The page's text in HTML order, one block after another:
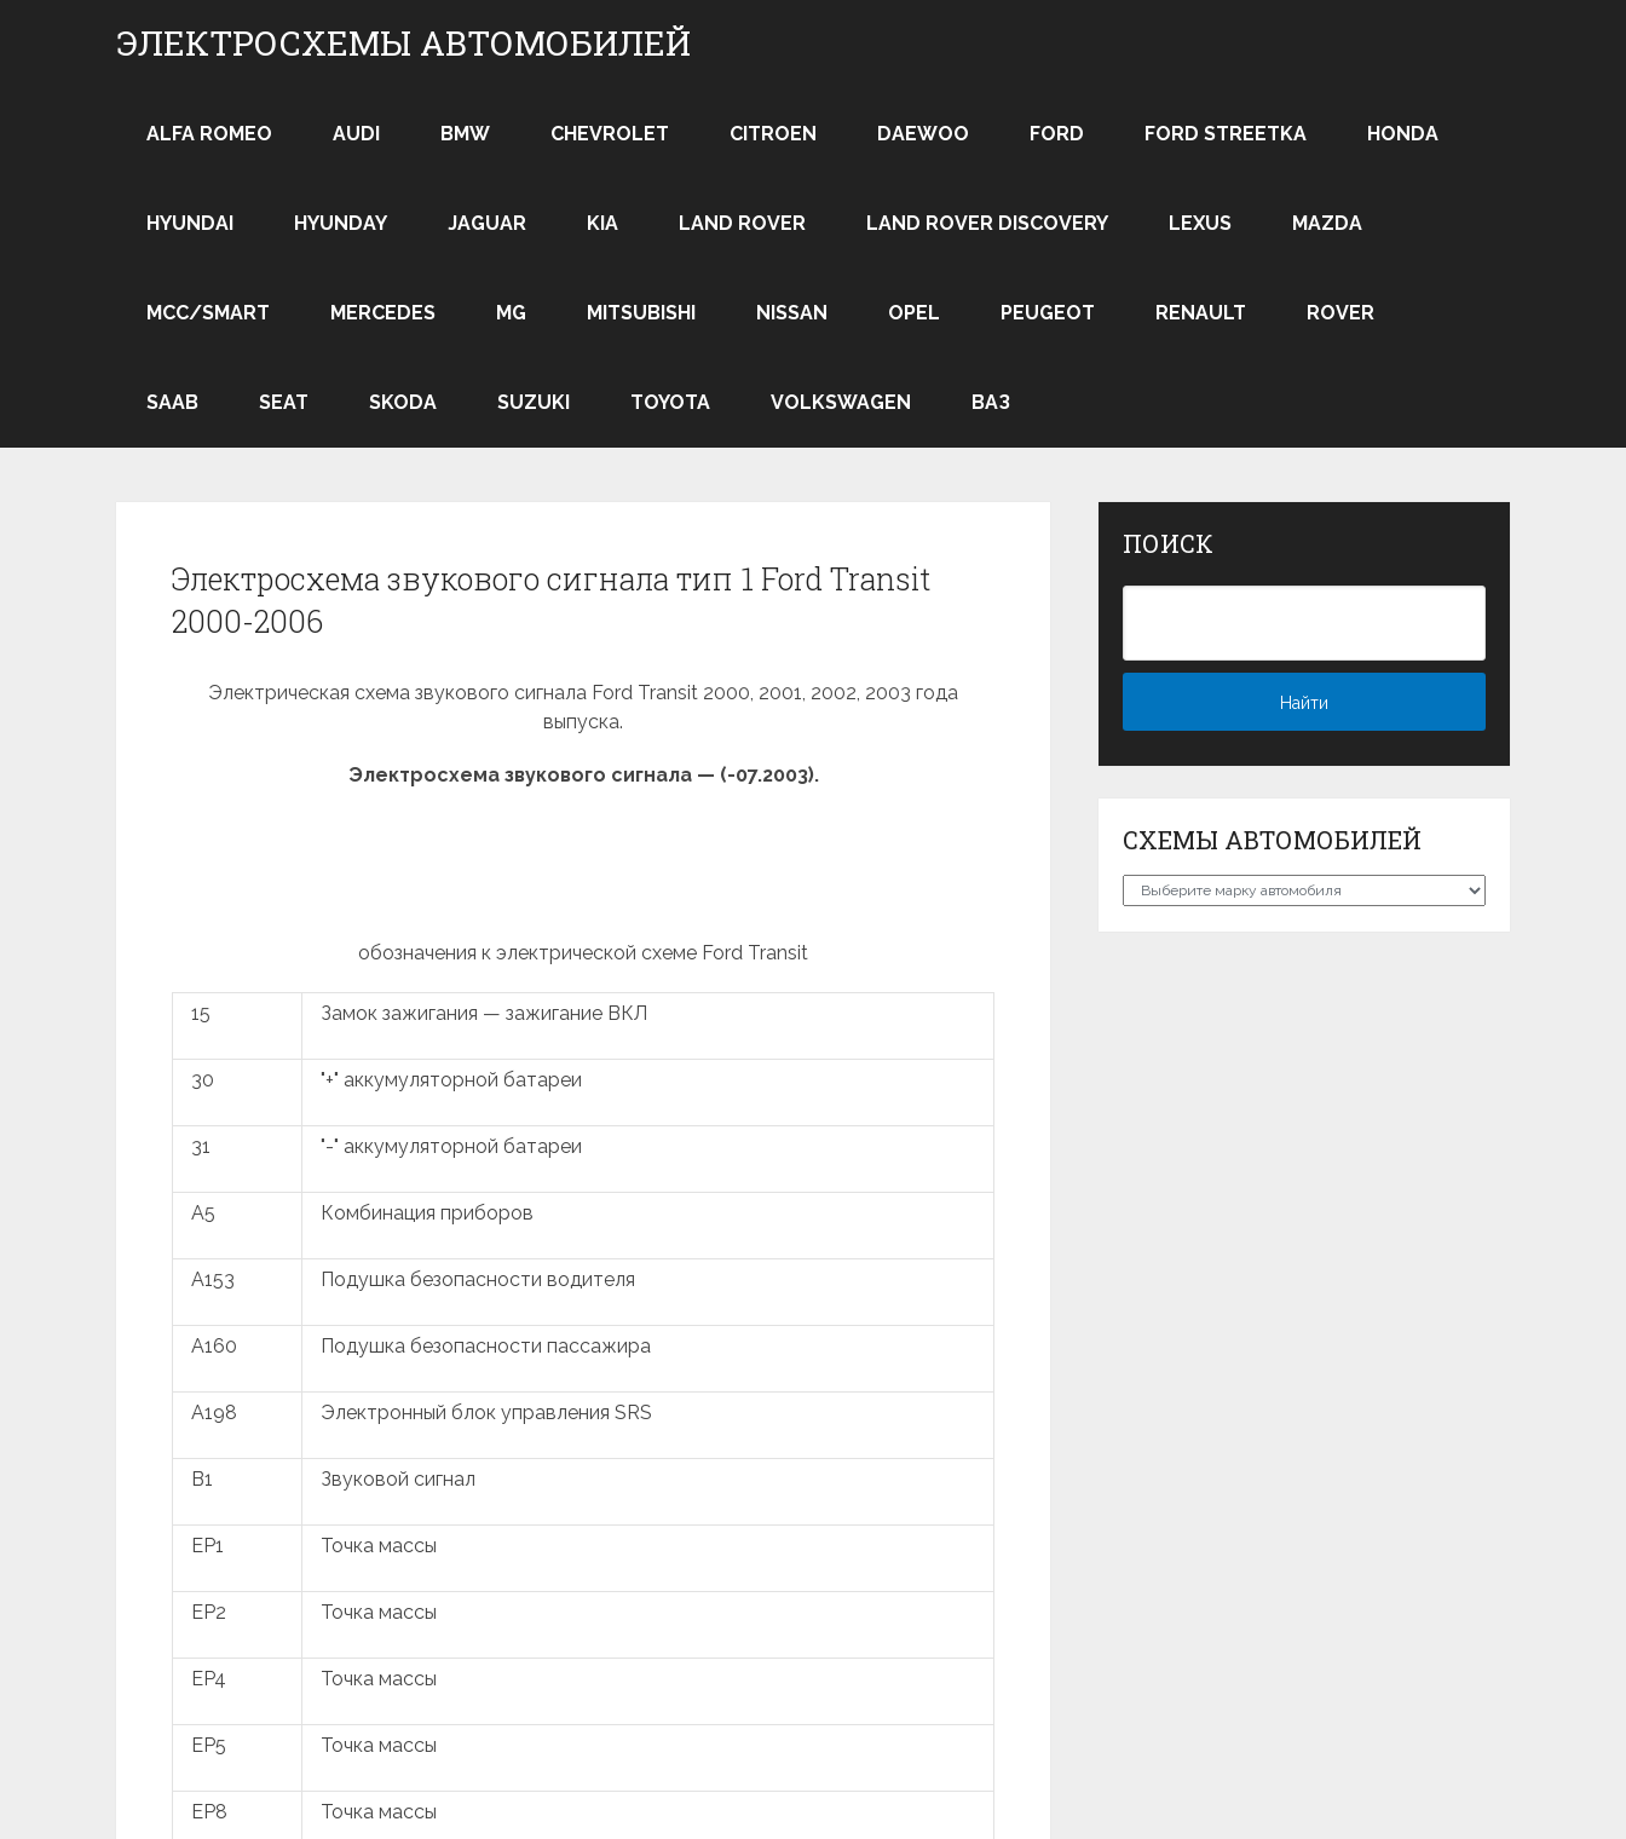
ЭЛЕКТРОСХЕМЫ АВТОМОБИЛЕЙ
ALFA ROMEO AUDI BMW CHEVROLET CITROEN DAEWOO FORD FORD STREETKA HONDA
HYUNDAI HYUNDAY JAGUAR KIA LAND ROVER LAND ROVER DISCOVERY LEXUS MAZDA
MCC/SMART MERCEDES MG MITSUBISHI NISSAN OPEL PEUGEOT RENAULT ROVER
SAAB SEAT SKODA SUZUKI TOYOTA VOLKSWAGEN ВАЗ
Электросхема звукового сигнала тип 1 Ford Transit
2000-2006
Электрическая схема звукового сигнала Ford Transit 2000, 2001, 2002, 2003 года
выпуска.
Электросхема звукового сигнала — (-07.2003).
обозначения к электрической схеме Ford Transit
15 Замок зажигания — зажигание ВКЛ
30 "+" аккумуляторной батареи
31 "-" аккумуляторной батареи
A5 Комбинация приборов
A153 Подушка безопасности водителя
A160 Подушка безопасности пассажира
A198 Электронный блок управления SRS
B1 Звуковой сигнал
EP1 Точка массы
EP2 Точка массы
EP4 Точка массы
EP5 Точка массы
EP8 Точка массы
ПОИСК
СХЕМЫ АВТОМОБИЛЕЙ
Схемы